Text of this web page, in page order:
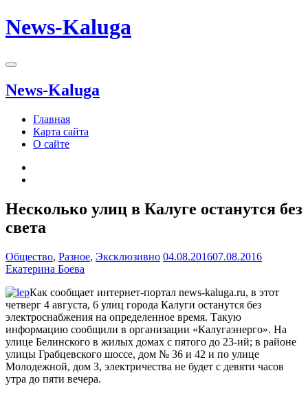
News-Kaluga
News-Kaluga
Главная
Карта сайта
О сайте
Несколько улиц в Калуге останутся без
света
Общество, Разное, Эксклюзивно 04.08.201607.08.2016
Екатерина Боева
Как сообщает интернет-портал news-kaluga.ru, в этот
четверг 4 августа, 6 улиц города Калуги останутся без
электроснабжения на определенное время. Такую
информацию сообщили в организации «Калугаэнерго». На
улице Белинского в жилых домах с пятого до 23-ий; в районе
улицы Грабцевского шоссе, дом № 36 и 42 и по улице
Молодежной, дом 3, электричества не будет с девяти часов
утра до пяти вечера.